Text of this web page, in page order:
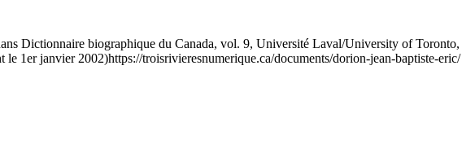
Dictionnaire biographique du Canada, vol. 9, Université Laval/University of Toronto,
le 1er janvier 2002)https://troisrivieresnumerique.ca/documents/dorion-jean-baptiste-eric/